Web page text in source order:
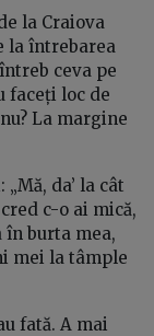
la Craiova
la întrebarea
ceva pe
faceți loc de
La margine
da’ la cât
c-o ai mică,
în burta mea,
mei la tâmple
fată. A mai